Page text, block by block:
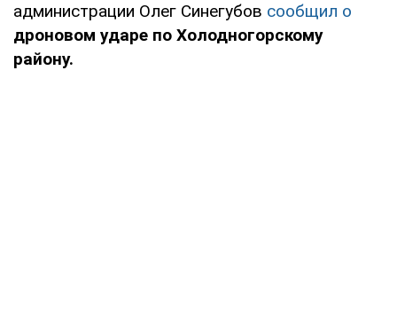
администрации Олег Синегубов сообщил о
дроновом ударе по Холодногорскому
району.